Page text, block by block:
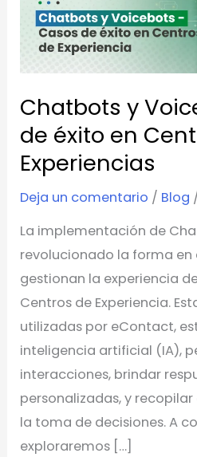
Chatbots y
de éxito en
Experiencias
Deja un comentario / Blog
La implementación de
revolucionado la forma en
gestionan la experiencia
Centros de Experiencia.
utilizadas por eContact,
inteligencia artificial (IA),
interacciones, brindar
personalizadas, y
la toma de decisiones. A
exploraremos […]
Casos
de
éxito
en
Centros
de
Experiencias